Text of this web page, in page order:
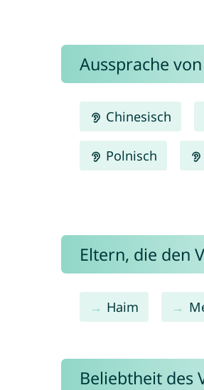
Aussprache
Chinesisch
Polnisch
Eltern, die den
Haim
Beliebtheit des